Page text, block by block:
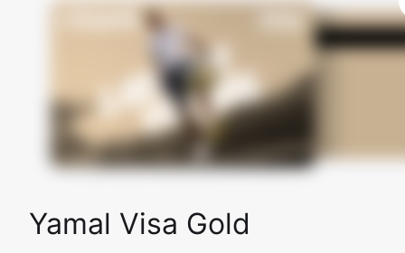
Yamal Visa Gold